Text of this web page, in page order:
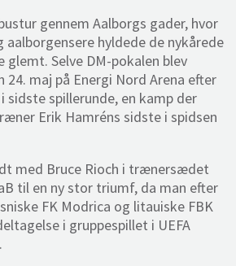
gennem Aalborgs gader, hvor
hyldede de nykårede
glemt. Selve DM-pokalen blev
maj på Energi Nord Arena efter
sidste spillerunde, en kamp der
Erik Hamréns sidste i spidsen
med Bruce Rioch i trænersædet
til en ny stor triumf, da man efter
FK Modrica og litauiske FBK
i gruppespillet i UEFA